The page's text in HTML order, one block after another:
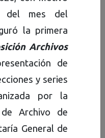
Bogotá fue
para la
memoria de
de la
y de los
y ente
Distrital de
del mes del
la primera
Archivos
de
y series
por la
Archivo de
General de